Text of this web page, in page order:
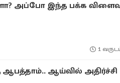
அப்போ இந்த பக்க
1
ஆபத்தாம்.. ஆய்வில் அதிர்ச்சி